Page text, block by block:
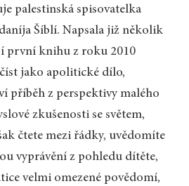
palestinská spisovatelka
Šíblí. Napsala již několik
první knihu z roku 2010
jako apolitické dílo,
příběh z perspektivy malého
zkušenosti se světem,
čtete mezi řádky, uvědomíte
vyprávění z pohledu dítěte,
velmi omezené povědomí,